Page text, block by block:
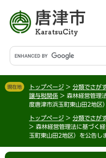
す
。
し
て
G
o
g
l
検
現在地 トップページ > 分類でさが
譲与税関係 > 森林経営管理
度唐津市浜玉町東山田2地区
トップページ > 分類でさが
> 森林経営管理法に基づく
玉町東山田2地区）を公告し
本